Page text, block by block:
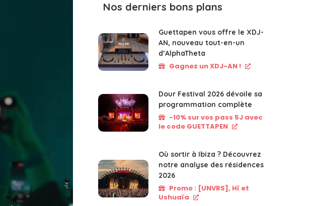
Nos derniers bons plans
Guettapen vous offre le XDJ-
AN, nouveau tout-en-un
d’AlphaTheta
Gagnez un XDJ-AN !
Dour Festival 2026 dévoile sa
programmation complète
-10% sur vos pass 5J avec
le code GUETTAPEN
Où sortir à Ibiza ? Découvrez
notre analyse des résidences
2026
Promo : [UNVRS], Hï et
Ushuaïa